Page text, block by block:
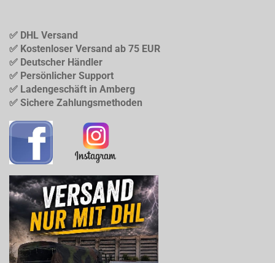
✅ DHL Versand
✅ Kostenloser Versand ab 75 EUR
✅ Deutscher Händler
✅ Persönlicher Support
✅ Ladengeschäft in Amberg
✅ Sichere Zahlungsmethoden